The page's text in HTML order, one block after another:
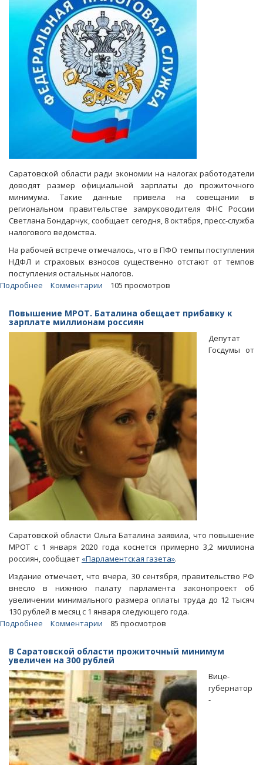
тысяч
742
рубля
в
месяц
Саратовской области ради экономии на налогах работодатели
доводят размер официальной зарплаты до прожиточного
минимума. Такие данные привела на совещании в
региональном правительстве замруководителя ФНС России
Светлана Бондарчук, сообщает сегодня, 8 октября, пресс-служба
налогового ведомства.
На рабочей встрече отмечалось, что в ПФО темпы поступления
НДФЛ и страховых взносов существенно отстают от темпов
поступления остальных налогов.
Подробнее
поступлений
от
регионе
не
оправдали
ожиданий
налоговиков
Комментарии 105 просмотров
Повышение МРОТ. Баталина обещает прибавку к
зарплате миллионам россиян
Депутат
Госдумы от
Саратовской области Ольга Баталина заявила, что повышение
МРОТ с 1 января 2020 года коснется примерно 3,2 миллиона
россиян, сообщает «Парламентская газета».
Издание отмечает, что вчера, 30 сентября, правительство РФ
внесло в нижнюю палату парламента законопроект об
увеличении минимального размера оплаты труда до 12 тысяч
130 рублей в месяц с 1 января следующего года.
Подробнее
Баталина
обещает
прибавку
к
зарплате
миллионам
россиян
Комментарии 85 просмотров
В Саратовской области прожиточный минимум
увеличен на 300 рублей
Вице-
губернатор
-